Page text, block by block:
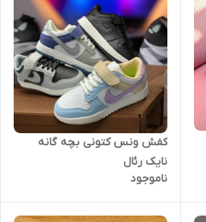
کفش ونس کتونی بچه گانه
نایک رئال
ناموجود